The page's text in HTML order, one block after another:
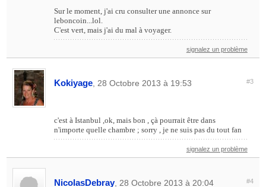
Sur le moment, j'ai cru consulter une annonce sur
leboncoin...lol.
C'est vert, mais j'ai du mal à voyager.
signalez un problème
Kokiyage , 28 Octobre 2013 à 19:53 #3
c'est à Istanbul ,ok, mais bon , çà pourrait être dans
n'importe quelle chambre ; sorry , je ne suis pas du tout fan
signalez un problème
NicolasDebray, 28 Octobre 2013 à 20:04 #4